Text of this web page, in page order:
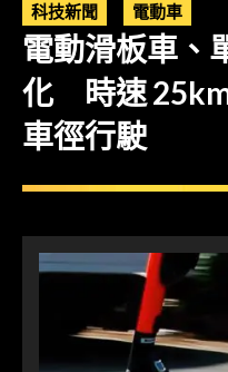
科技新聞 電動車
電動滑板車、
化 時速
車徑行駛